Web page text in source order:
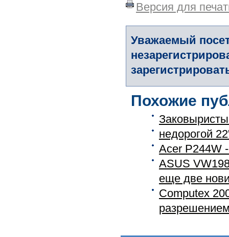
Версия для
Уважаемый
Похожие
недорогой
Acer P244W
ASUS
еще две
Computex